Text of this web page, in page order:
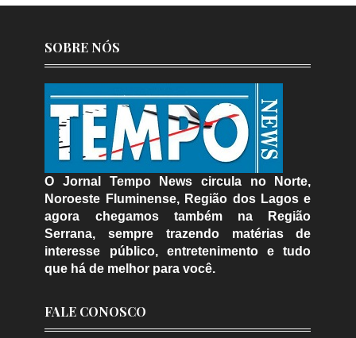
SOBRE NÓS
O Jornal Tempo News circula no Norte,
Noroeste Fluminense, Região dos Lagos e
agora chegamos também na Região
Serrana, sempre trazendo matérias de
interesse público, entretenimento e tudo
que há de melhor para você.
FALE CONOSCO